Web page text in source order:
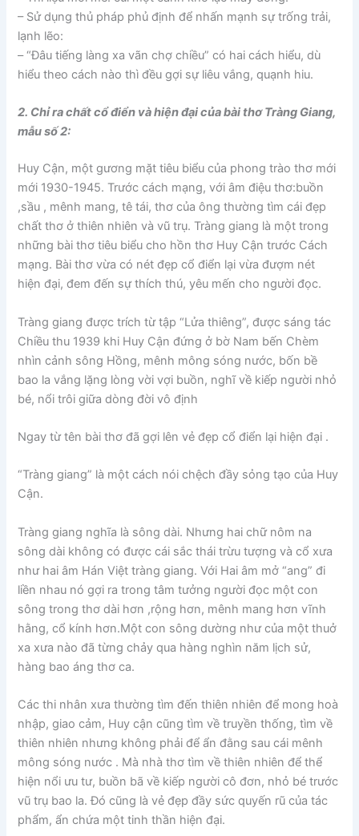
– Sử dụng thủ pháp phủ định để nhấn mạnh sự trống trải,
lạnh lẽo:
– “Đâu tiếng làng xa vãn chợ chiều” có hai cách hiểu, dù
hiểu theo cách nào thì đều gợi sự liêu vắng, quạnh hiu.
2. Chỉ ra chất cổ điển và hiện đại của bài thơ Tràng Giang,
mẫu số 2:
Huy Cận, một gương mặt tiêu biểu của phong trào thơ mới
mới 1930-1945. Trước cách mạng, với âm điệu thơ:buồn
,sầu , mênh mang, tê tái, thơ của ông thường tìm cái đẹp
chất thơ ở thiên nhiên và vũ trụ. Tràng giang là một trong
những bài thơ tiêu biểu cho hồn thơ Huy Cận trước Cách
mạng. Bài thơ vừa có nét đẹp cổ điển lại vừa đượm nét
hiện đại, đem đến sự thích thú, yêu mến cho người đọc.
Tràng giang được trích từ tập “Lửa thiêng”, được sáng tác
Chiều thu 1939 khi Huy Cận đứng ở bờ Nam bến Chèm
nhìn cảnh sông Hồng, mênh mông sóng nước, bốn bề
bao la vắng lặng lòng vời vợi buồn, nghĩ về kiếp người nhỏ
bé, nổi trôi giữa dòng đời vô định
Ngay từ tên bài thơ đã gợi lên vẻ đẹp cổ điển lại hiện đại .
“Tràng giang” là một cách nói chệch đầy sỏng tạo của Huy
Cận.
Tràng giang nghĩa là sông dài. Nhưng hai chữ nôm na
sông dài không có được cái sắc thái trừu tượng và cổ xưa
như hai âm Hán Việt tràng giang. Với Hai âm mở “ang” đi
liền nhau nó gợi ra trong tâm tưởng người đọc một con
sông trong thơ dài hơn ,rộng hơn, mênh mang hơn vĩnh
hằng, cổ kính hơn.Một con sông dường như của một thuở
xa xưa nào đã từng chảy qua hàng nghìn năm lịch sử,
hàng bao áng thơ ca.
Các thi nhân xưa thường tìm đến thiên nhiên để mong hoà
nhập, giao cảm, Huy cận cũng tìm về truyền thống, tìm về
thiên nhiên nhưng không phải để ẩn đằng sau cái mênh
mông sóng nước . Mà nhà thơ tìm về thiên nhiên để thể
hiện nổi ưu tư, buồn bã về kiếp người cô đơn, nhỏ bé trước
vũ trụ bao la. Đó cũng là vẻ đẹp đầy sức quyến rũ của tác
phẩm, ẩn chứa một tinh thần hiện đại.